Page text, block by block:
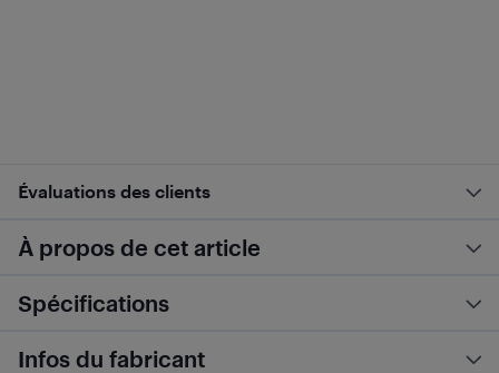
Évaluations des clients
À propos de cet article
Spécifications
Infos du fabricant